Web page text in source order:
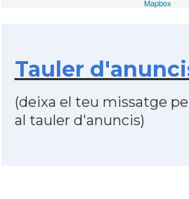
Mapbox
Tauler
(deixa el teu missatge
al tauler d'anuncis)